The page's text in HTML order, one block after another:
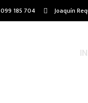
099 185 704 Joaquín